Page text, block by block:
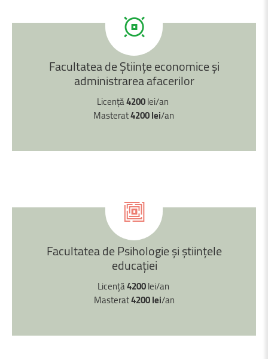
FacultateadeŞtiințeeconomiceşi
administrareaafacerilor
Licență4200lei/an
Masterat4200 lei/an
FacultateadePsihologieşiștiințele
educației
Licență4200lei/an
Masterat4200 lei/an